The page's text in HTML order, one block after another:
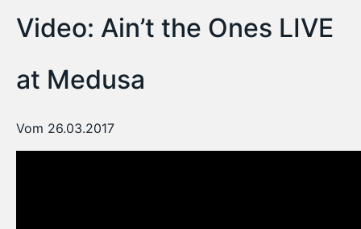
Video: Ain’t the Ones LIVE
at Medusa
Vom 26.03.2017